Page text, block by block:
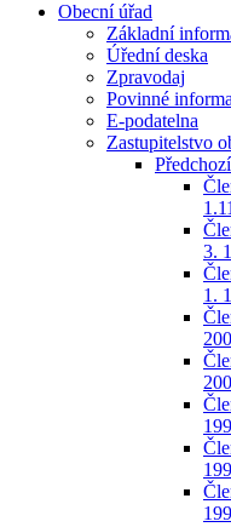
Obecní úřad
Základní
Úřední deska
Zpravodaj
Povinné
E-podatelna
Zastupitelstvo
3.
1.